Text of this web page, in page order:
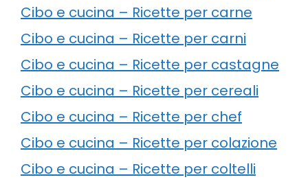
Cibo e cucina – Ricette per carne
Cibo e cucina – Ricette per carni
Cibo e cucina – Ricette per castagne
Cibo e cucina – Ricette per cereali
Cibo e cucina – Ricette per chef
Cibo e cucina – Ricette per colazione
Cibo e cucina – Ricette per coltelli